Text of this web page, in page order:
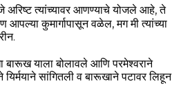
अरिष्ट त्यांच्यावर आणण्याचे योजले आहे, ते
कुमार्गापासून वळेल, मग मी त्यांच्या
बारूख याला बोलावले आणि परमेश्वराने
यिर्मयाने सांगितली व बारूखाने पटावर लिहून